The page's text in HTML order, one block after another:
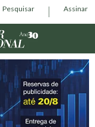
Pesquisar Assinar